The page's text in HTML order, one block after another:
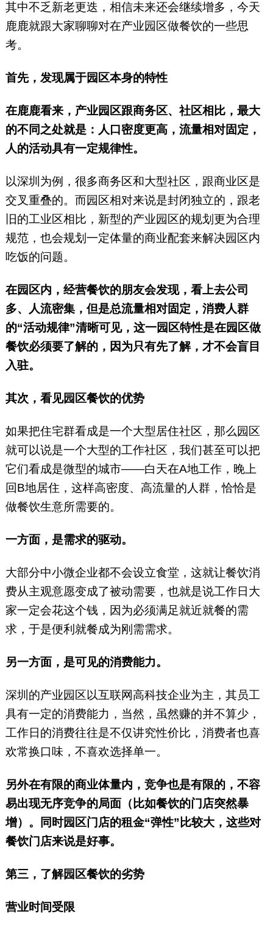
其中不乏新老更迭，相信未来还会继续增多，今天
鹿鹿就跟大家聊聊对在产业园区做餐饮的一些思
考。
首先，发现属于园区本身的特性
在鹿鹿看来，产业园区跟商务区、社区相比，最大
的不同之处就是：人口密度更高，流量相对固定，
人的活动具有一定规律性。
以深圳为例，很多商务区和大型社区，跟商业区是
交叉重叠的。而园区相对来说是封闭独立的，跟老
旧的工业区相比，新型的产业园区的规划更为合理
规范，也会规划一定体量的商业配套来解决园区内
吃饭的问题。
在园区内，经营餐饮的朋友会发现，看上去公司
多、人流密集，但是总流量相对固定，消费人群
的“活动规律”清晰可见，这一园区特性是在园区做
餐饮必须要了解的，因为只有先了解，才不会盲目
入驻。
其次，看见园区餐饮的优势
如果把住宅群看成是一个大型居住社区，那么园区
就可以说是一个大型的工作社区，我们甚至可以把
它们看成是微型的城市——白天在A地工作，晚上
回B地居住，这样高密度、高流量的人群，恰恰是
做餐饮生意所需要的。
一方面，是需求的驱动。
大部分中小微企业都不会设立食堂，这就让餐饮消
费从主观意愿变成了被动需要，也就是说工作日大
家一定会花这个钱，因为必须满足就近就餐的需
求，于是便利就餐成为刚需需求。
另一方面，是可见的消费能力。
深圳的产业园区以互联网高科技企业为主，其员工
具有一定的消费能力，当然，虽然赚的并不算少，
工作日的消费往往是不仅讲究性价比，消费者也喜
欢常换口味，不喜欢选择单一。
另外在有限的商业体量内，竞争也是有限的，不容
易出现无序竞争的局面（比如餐饮的门店突然暴
增）。同时园区门店的租金“弹性”比较大，这些对
餐饮门店来说是好事。
第三，了解园区餐饮的劣势
营业时间受限